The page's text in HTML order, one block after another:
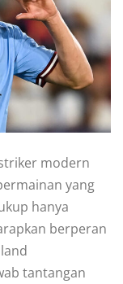
modern
yang
hanya
berperan
tantangan